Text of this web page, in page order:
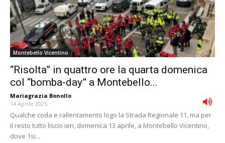
Montebello Vicentino
“Risolta” in quattro ore la quarta domenica
col “bomba-day” a Montebello...
Mariagrazia Bonollo -
14 Aprile 2025
Qualche coda e rallentamento logo la Strada Regionale 11, ma per
il resto tutto liscio ieri, domenica 13 aprile, a Montebello Vicentino,
dove 1si...